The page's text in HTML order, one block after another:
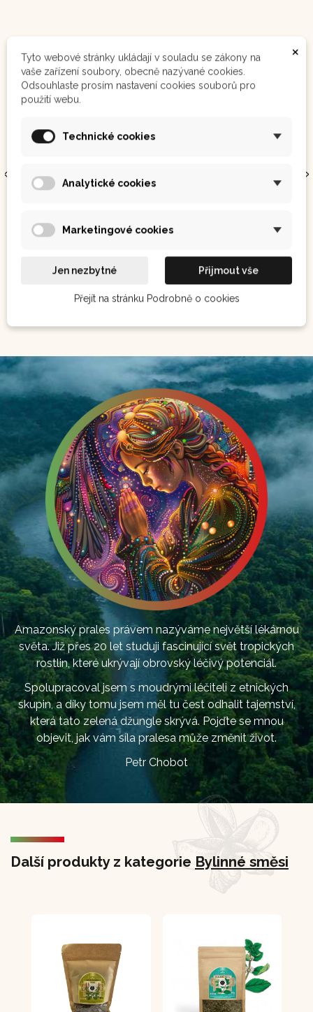
Ubos 110 g
450 Kč
Amazonský prales právem nazýváme největší lékárnou
světa. Již přes 20 let studuji fascinující svět tropických
rostlin, které ukrývají obrovský léčivý potenciál.
Spolupracoval jsem s moudrými léčiteli z etnických
skupin, a díky tomu jsem měl tu čest odhalit tajemství,
která tato zelená džungle skrývá. Pojďte se mnou
objevit, jak vám síla pralesa může změnit život.
Petr Chobot
Další produkty z kategorie Bylinné směsi
×
Tyto webové stránky ukládají v souladu se zákony na
vaše zařízení soubory, obecně nazývané cookies.
Odsouhlaste prosím nastavení cookies souborů pro
použití webu.
Technické cookies
Analytické cookies
Marketingové cookies
Jen nezbytné Přijmout vše
Přejít na stránku Podrobně o cookies